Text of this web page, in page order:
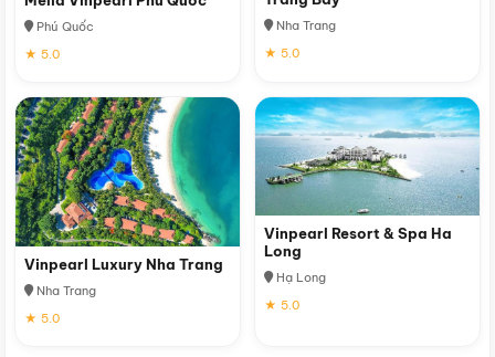
Phú Quốc
★ 5.0
Nha Trang
★ 5.0
Vinpearl Luxury Nha Trang
Nha Trang
★ 5.0
Vinpearl Resort & Spa Ha
Long
Hạ Long
★ 5.0